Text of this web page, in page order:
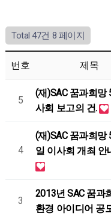
Total 47건 8 페이지
번호 제목
5
(재)SAC 꿈과희망
사회 보고의 건.
4
(재)SAC 꿈과희망
일 이사회 개최 안
3
2013년 SAC 꿈과
환경 아이디어 공